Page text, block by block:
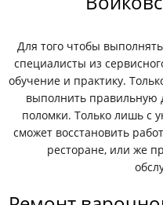
Для того чтобы
специалисты из
обучение и практику.
выполнить правильную
поломки. Только лишь с
сможет восстановить
ресторане, или же